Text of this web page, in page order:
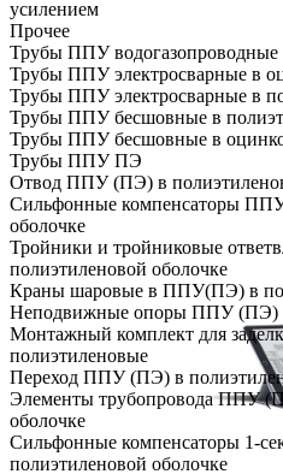
усилением
Прочее
Трубы ППУ водогазопроводные
Трубы ППУ электросварные в
Трубы ППУ электросварные в
Трубы ППУ бесшовные в
Трубы ППУ бесшовные в
Трубы ППУ ПЭ
Отвод ППУ (ПЭ) в
Сильфонные компенсаторы
оболочке
Тройники и тройниковые
полиэтиленовой оболочке
Краны шаровые в ППУ(ПЭ) в
Неподвижные опоры ППУ (ПЭ) в
Монтажный комплект для
полиэтиленовые
Переход ППУ (ПЭ) в
Элементы трубопровода ППУ
оболочке
Сильфонные компенсаторы 1-
полиэтиленовой оболочке